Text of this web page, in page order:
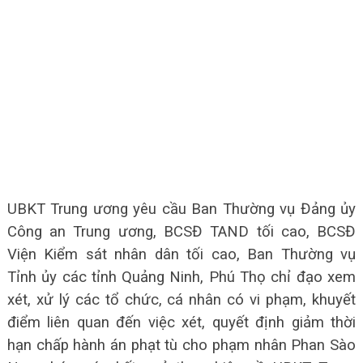
UBKT Trung ương yêu cầu Ban Thường vụ Đảng ủy
Công an Trung ương, BCSĐ TAND tối cao, BCSĐ
Viện Kiểm sát nhân dân tối cao, Ban Thường vụ
Tỉnh ủy các tỉnh Quảng Ninh, Phú Thọ chỉ đạo xem
xét, xử lý các tổ chức, cá nhân có vi phạm, khuyết
điểm liên quan đến việc xét, quyết định giảm thời
hạn chấp hành án phạt tù cho phạm nhân Phan Sào